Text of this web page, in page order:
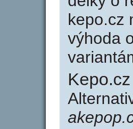
kepo.cz
výhoda
Kepo.cz